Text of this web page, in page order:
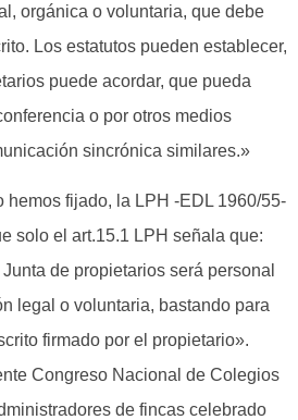
orgánica o voluntaria, que debe
Los estatutos pueden establecer,
puede acordar, que pueda
o por otros medios
sincrónica similares.»
hemos fijado, la LPH -EDL 1960/55-
solo el art.15.1 LPH señala que:
de propietarios será personal
legal o voluntaria, bastando para
firmado por el propietario».
Congreso Nacional de Colegios
de fincas celebrado